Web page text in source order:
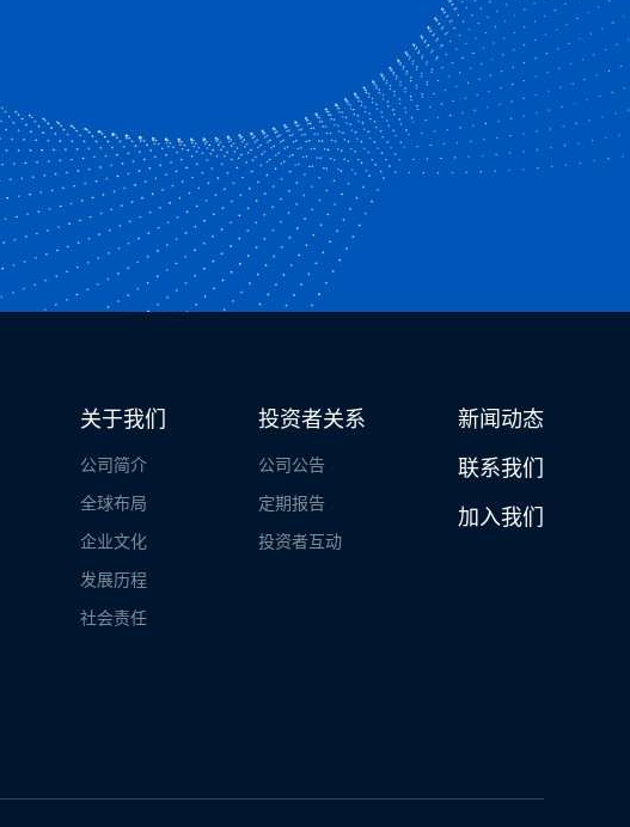
关于我们
公司简介
全球布局
企业文化
发展历程
社会责任
投资者关系
公司公告
定期报告
投资者互动
新闻动态
联系我们
加入我们